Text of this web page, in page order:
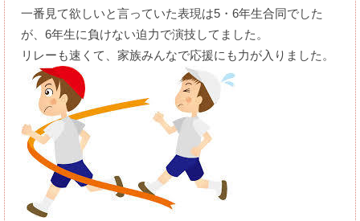
一番見て欲しいと言っていた表現は5・6年生合同でした
が、6年生に負けない迫力で演技してました。
リレーも速くて、家族みんなで応援にも力が入りました。